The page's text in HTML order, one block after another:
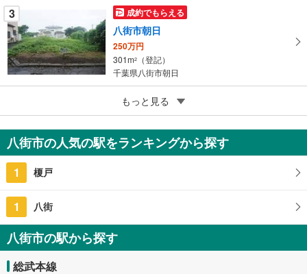
る
3 成約でもらえる
八街市朝日
250万円
301m2
（登記）
千葉県八街市朝日
成約でもらえる
八街市みどり台1丁目
480万円
208.01m2（実測）
もっと見る
八街市の人気の駅をランキングから探す
1 榎戸
1 八街
八街市の駅から探す
総武本線